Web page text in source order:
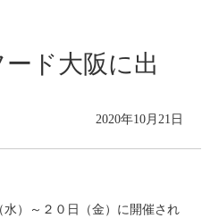
ド大阪に出
2020年10月21日
水）～２０日（金）に開催され